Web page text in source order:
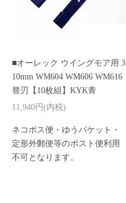
■オーレック ウイングモア用 3
10mm WM604 WM606 WM616
替刃【10枚組】KYK青
11,940円(内税)
ネコポス便・ゆうパケット・
定形外郵便等のポスト便利用
不可となります。